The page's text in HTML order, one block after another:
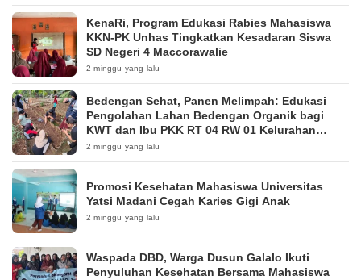
KenaRi, Program Edukasi Rabies Mahasiswa
KKN-PK Unhas Tingkatkan Kesadaran Siswa
SD Negeri 4 Maccorawalie
2 minggu yang lalu
Bedengan Sehat, Panen Melimpah: Edukasi
Pengolahan Lahan Bedengan Organik bagi
KWT dan Ibu PKK RT 04 RW 01 Kelurahan
Pakintelan
2 minggu yang lalu
Promosi Kesehatan Mahasiswa Universitas
Yatsi Madani Cegah Karies Gigi Anak
2 minggu yang lalu
Waspada DBD, Warga Dusun Galalo Ikuti
Penyuluhan Kesehatan Bersama Mahasiswa